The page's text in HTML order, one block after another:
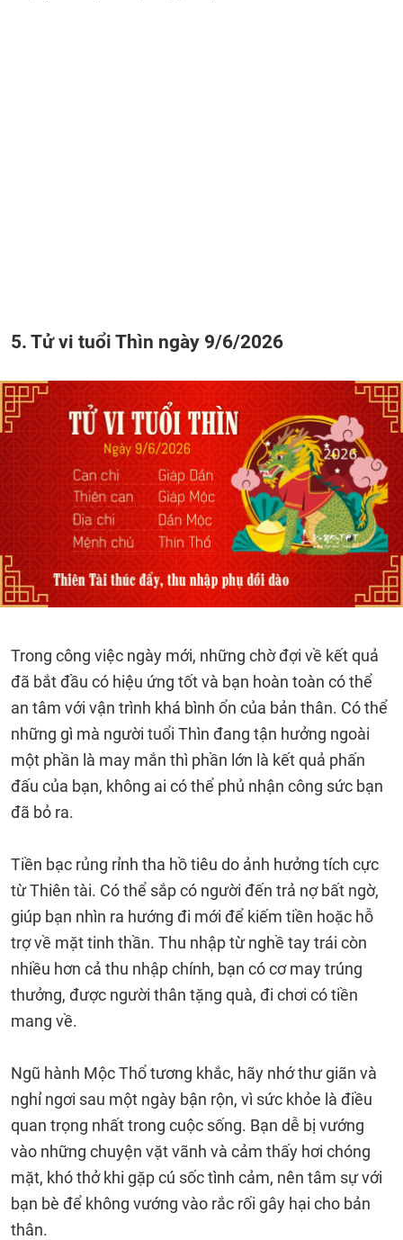
5. Tử vi tuổi Thìn ngày 9/6/2026
Trong công việc ngày mới, những chờ đợi về kết quả
đã bắt đầu có hiệu ứng tốt và bạn hoàn toàn có thể
an tâm với vận trình khá bình ổn của bản thân. Có thể
những gì mà người tuổi Thìn đang tận hưởng ngoài
một phần là may mắn thì phần lớn là kết quả phấn
đấu của bạn, không ai có thể phủ nhận công sức bạn
đã bỏ ra.
Tiền bạc rủng rỉnh tha hồ tiêu do ảnh hưởng tích cực
từ Thiên tài. Có thể sắp có người đến trả nợ bất ngờ,
giúp bạn nhìn ra hướng đi mới để kiếm tiền hoặc hỗ
trợ về mặt tinh thần. Thu nhập từ nghề tay trái còn
nhiều hơn cả thu nhập chính, bạn có cơ may trúng
thưởng, được người thân tặng quà, đi chơi có tiền
mang về.
Ngũ hành Mộc Thổ tương khắc, hãy nhớ thư giãn và
nghỉ ngơi sau một ngày bận rộn, vì sức khỏe là điều
quan trọng nhất trong cuộc sống. Bạn dễ bị vướng
vào những chuyện vặt vãnh và cảm thấy hơi chóng
mặt, khó thở khi gặp cú sốc tình cảm, nên tâm sự với
bạn bè để không vướng vào rắc rối gây hại cho bản
thân.